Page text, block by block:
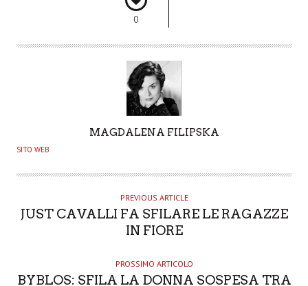
0
U
H
R
MAGDALENA FILIPSKA
SITO WEB
PREVIOUS ARTICLE
JUST CAVALLI FA SFILARE LE RAGAZZE
IN FIORE
PROSSIMO ARTICOLO
BYBLOS: SFILA LA DONNA SOSPESA TRA